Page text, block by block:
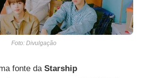
Foto: Divulgação
fonte daStarship